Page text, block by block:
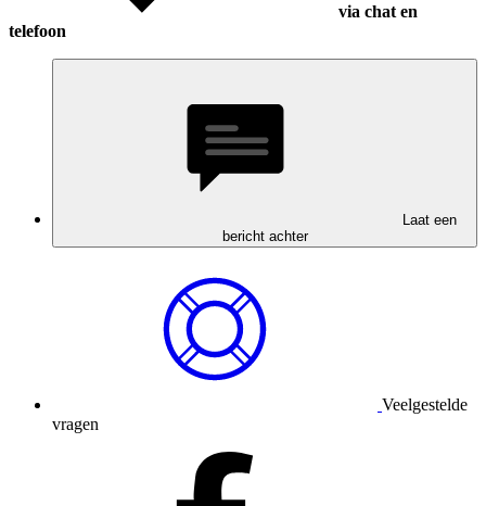
via chat en
telefoon
Laat een
bericht achter
Veelgestelde
vragen